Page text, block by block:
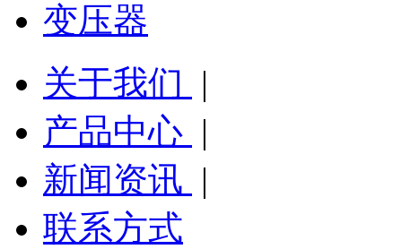
变压器
关于我们
|
产品中心 |
新闻资讯 |
联系方式